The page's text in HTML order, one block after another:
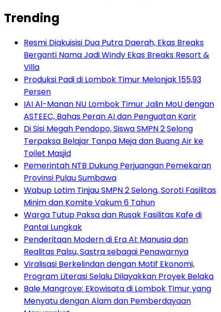
Trending
Resmi Diakuisisi Dua Putra Daerah, Ekas Breaks
Berganti Nama Jadi Windy Ekas Breaks Resort &
Villa
Produksi Padi di Lombok Timur Melonjak 155,93
Persen
IAI Al-Manan NU Lombok Timur Jalin MoU dengan
ASTEEC, Bahas Peran AI dan Penguatan Karir
Di Sisi Megah Pendopo, Siswa SMPN 2 Selong
Terpaksa Belajar Tanpa Meja dan Buang Air ke
Toilet Masjid
Pemerintah NTB Dukung Perjuangan Pemekaran
Provinsi Pulau Sumbawa
Wabup Lotim Tinjau SMPN 2 Selong, Soroti Fasilitas
Minim dan Komite Vakum 6 Tahun
Warga Tutup Paksa dan Rusak Fasilitas Kafe di
Pantai Lungkak
Penderitaan Modern di Era AI: Manusia dan
Realitas Palsu, Sastra sebagai Penawarnya
Viralisasi Berkelindan dengan Motif Ekonomi,
Program Literasi Selalu Dilayakkan Proyek Belaka
Bale Mangrove: Ekowisata di Lombok Timur yang
Menyatu dengan Alam dan Pemberdayaan